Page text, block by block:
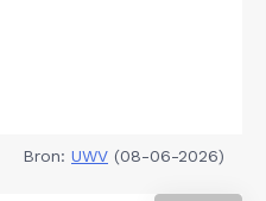
Bron: UWV (08-06-2026)